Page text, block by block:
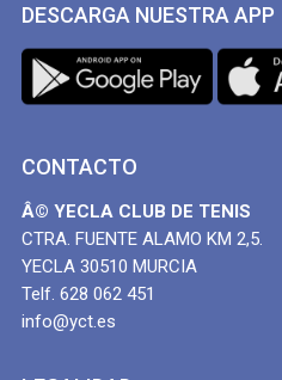
DESCARGA NUESTRA APP
CONTACTO
Â© YECLA CLUB DE TENIS
CTRA. FUENTE ALAMO KM 2,5.
YECLA 30510 MURCIA
Telf. 628 062 451
info@yct.es